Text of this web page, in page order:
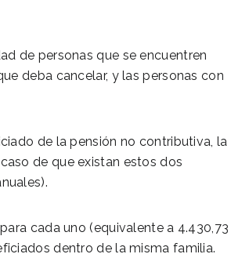
de personas que se encuentren
deba cancelar, y las personas con
de la pensión no contributiva, la
de que existan estos dos
cada uno (equivalente a 4.430,73
dentro de la misma familia.